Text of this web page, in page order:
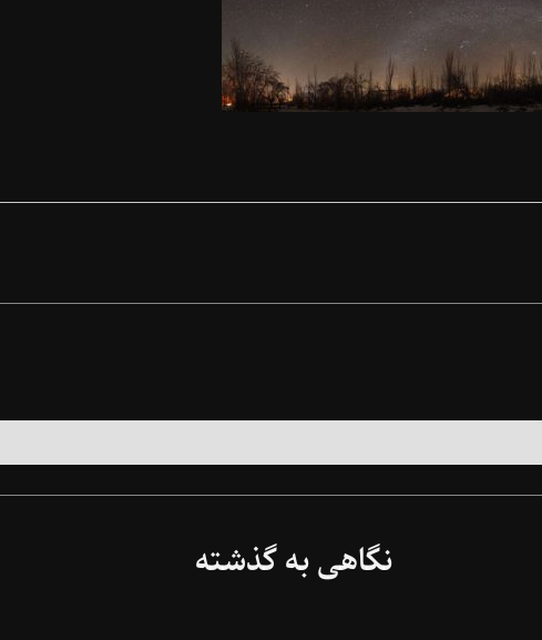
نگاهی به گذشته